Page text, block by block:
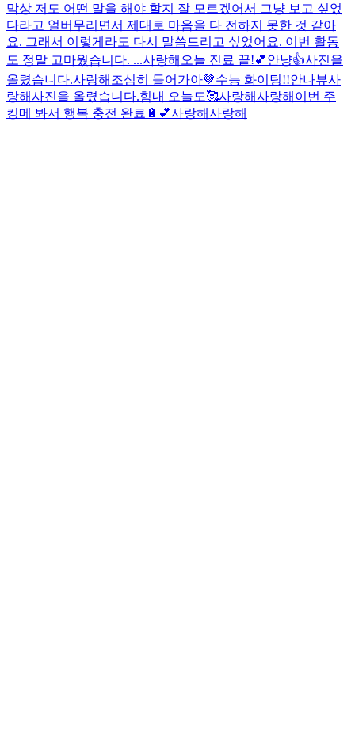
막상 저도 어떤 말을 해야 할지 잘 모르겠어서 그냥 보고 싶었
다라고 얼버무리면서 제대로 마음을 다 전하지 못한 것 같아
요. 그래서 이렇게라도 다시 말씀드리고 싶었어요. 이번 활동
도 정말 고마웠습니다. ...사랑해 오늘 진료 끝!💕안냥👍사진을
올렸습니다.사랑해 조심히 들어가아🤎수능 화이팅!!안나뷰사
랑해사진을 올렸습니다.힘내 오늘도🥰사랑해사랑해 이번 주
킹메 봐서 행복 충전 완료🔋💕사랑해사랑해